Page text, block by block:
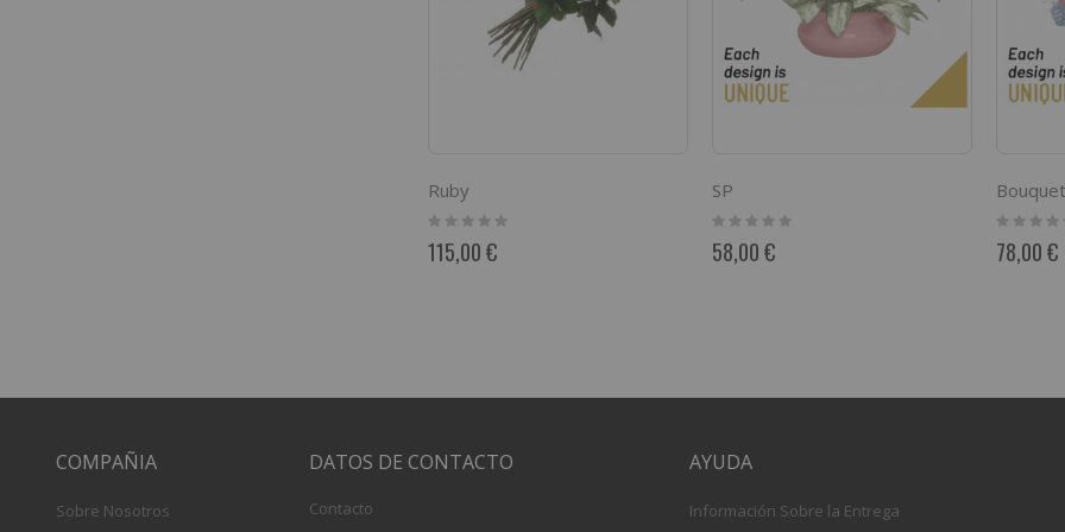
Ruby
Rating:
0%
115,00 €
SP
Rating:
0%
58,00 €
Rating:
0%
78,00 €
COMPAÑIA
Sobre Nosotros
DATOS DE CONTACTO
Contacto
AYUDA
Información Sobre la Entrega